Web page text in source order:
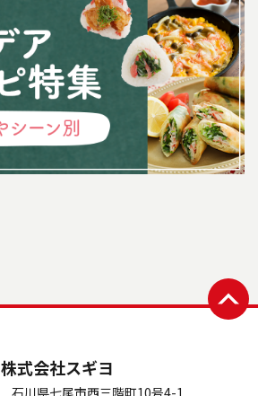
株式会社スギヨ
川県七尾市西三階町10号4-1